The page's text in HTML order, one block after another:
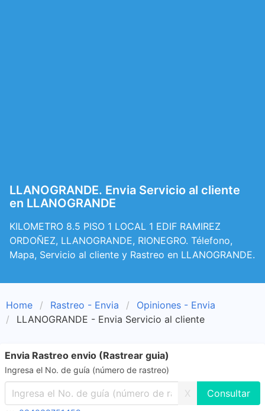
LLANOGRANDE. Envia Servicio al cliente
en LLANOGRANDE
KILOMETRO 8.5 PISO 1 LOCAL 1 EDIF RAMIREZ
ORDOÑEZ, LLANOGRANDE, RIONEGRO. Télefono,
Mapa, Servicio al cliente y Rastreo en LLANOGRANDE.
Home Rastreo - Envia
Opiniones - Envia
LLANOGRANDE - Envia Servicio al cliente
Envia Rastreo envio (Rastrear guia)
Ingresa el No. de guía (número de rastreo)
X